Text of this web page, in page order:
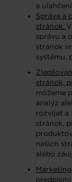
a
Správa a
stránok.
správu a
stránok
systému,
stránok,
môžeme
analýz
rozvíjať a
stránok,
našich
alebo
Marketing.